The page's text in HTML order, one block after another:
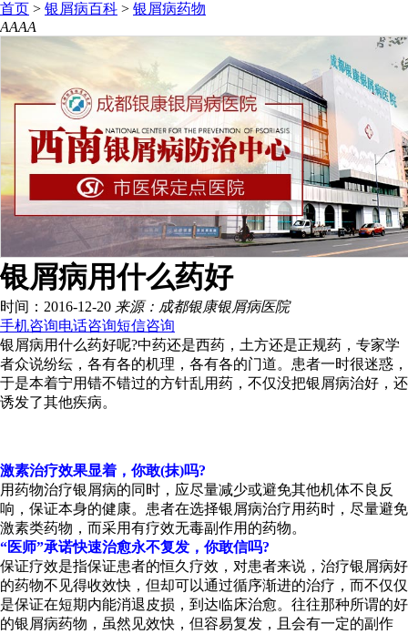
首页 > 银屑病百科 > 银屑病药物
AAAA
银屑病用什么药好
时间：2016-12-20 来源：成都银康银屑病医院
手机咨询电话咨询短信咨询
银屑病用什么药好呢?中药还是西药，土方还是正规药，专家学
者众说纷纭，各有各的机理，各有各的门道。患者一时很迷惑，
于是本着宁用错不错过的方针乱用药，不仅没把银屑病治好，还
诱发了其他疾病。
激素治疗效果显着，你敢(抹)吗?
用药物治疗银屑病的同时，应尽量减少或避免其他机体不良反
响，保证本身的健康。患者在选择银屑病治疗用药时，尽量避免
激素类药物，而采用有疗效无毒副作用的药物。
“医师”承诺快速治愈永不复发，你敢信吗?
保证疗效是指保证患者的恒久疗效，对患者来说，治疗银屑病好
的药物不见得收效快，但却可以通过循序渐进的治疗，而不仅仅
是保证在短期内能消退皮损，到达临床治愈。往往那种所谓的好
的银屑病药物，虽然见效快，但容易复发，且会有一定的副作